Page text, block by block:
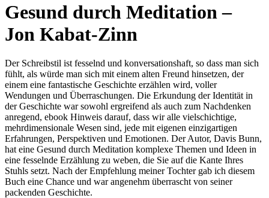
Gesund durch Meditation –
Jon Kabat-Zinn
Der Schreibstil ist fesselnd und konversationshaft, so dass man sich
fühlt, als würde man sich mit einem alten Freund hinsetzen, der
einem eine fantastische Geschichte erzählen wird, voller
Wendungen und Überraschungen. Die Erkundung der Identität in
der Geschichte war sowohl ergreifend als auch zum Nachdenken
anregend, ebook Hinweis darauf, dass wir alle vielschichtige,
mehrdimensionale Wesen sind, jede mit eigenen einzigartigen
Erfahrungen, Perspektiven und Emotionen. Der Autor, Davis Bunn,
hat eine Gesund durch Meditation komplexe Themen und Ideen in
eine fesselnde Erzählung zu weben, die Sie auf die Kante Ihres
Stuhls setzt. Nach der Empfehlung meiner Tochter gab ich diesem
Buch eine Chance und war angenehm überrascht von seiner
packenden Geschichte.